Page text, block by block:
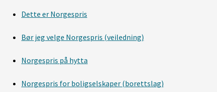
Dette er Norgespris
Bør jeg velge Norgespris (veiledning)
Norgespris på hytta
Norgespris for boligselskaper (borettslag)